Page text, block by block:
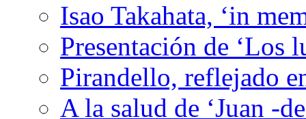
Isao Takahata, ‘in
Presentación de ‘Los
Pirandello, reflejado
A la salud de ‘Juan -